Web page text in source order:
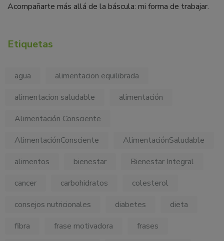
Acompañarte más allá de la báscula: mi forma de trabajar.
Etiquetas
agua
alimentacion equilibrada
alimentacion saludable
alimentación
Alimentación Consciente
AlimentaciónConsciente
AlimentaciónSaludable
alimentos
bienestar
Bienestar Integral
cancer
carbohidratos
colesterol
consejos nutricionales
diabetes
dieta
fibra
frase motivadora
frases